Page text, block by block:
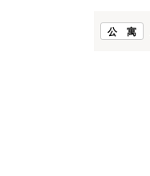
公 寓